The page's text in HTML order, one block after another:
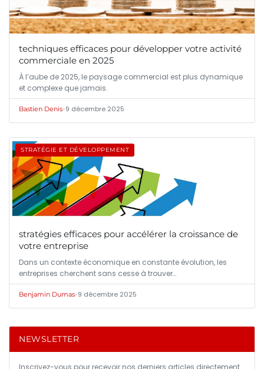
techniques efficaces pour développer votre activité
commerciale en 2025
À l’aube de 2025, le paysage commercial est plus dynamique
et complexe que jamais.
Bastien Denis•9 décembre 2025
STRATÉGIE ET DÉVELOPPEMENT
stratégies efficaces pour accélérer la croissance de
votre entreprise
Dans un contexte économique en constante évolution, les
entreprises cherchent sans cesse à trouver…
Benjamin Dumas•9 décembre 2025
NEWSLETTER